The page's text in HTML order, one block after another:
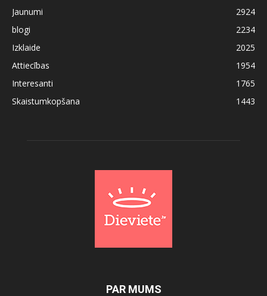
Jaunumi
2924
blogi
2234
Izklaide
2025
Attiecības
1954
Interesanti
1765
Skaistumkopšana
1443
PAR MUMS